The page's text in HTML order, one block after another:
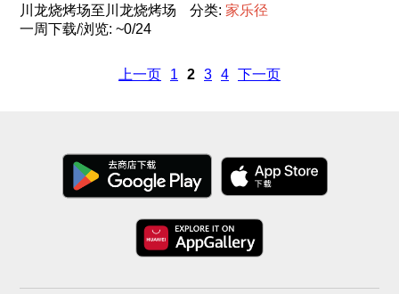
川龙烧烤场至川龙烧烤场 分类:家乐径
一周下载/浏览: ~0/24
上一页 1 2 3 4 下一页